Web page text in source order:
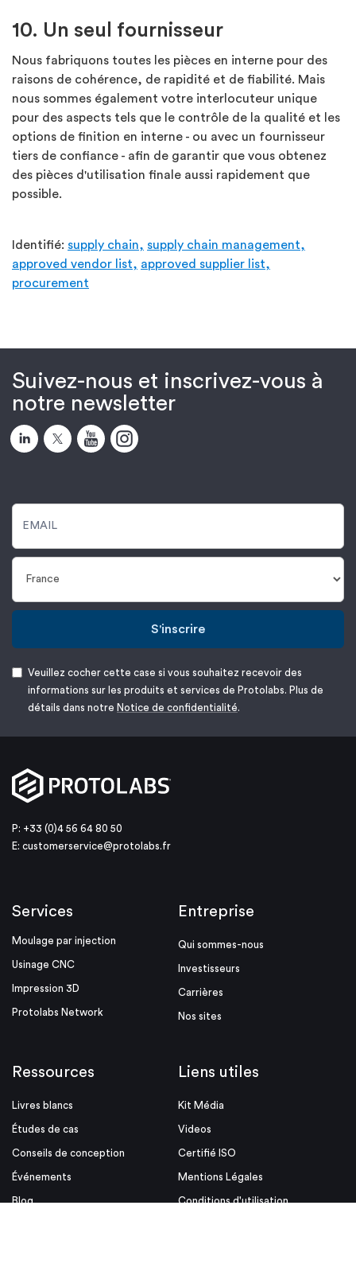
10. Un seul fournisseur
Nous fabriquons toutes les pièces en interne pour des
raisons de cohérence, de rapidité et de fiabilité. Mais
nous sommes également votre interlocuteur unique
pour des aspects tels que le contrôle de la qualité et les
options de finition en interne - ou avec un fournisseur
tiers de confiance - afin de garantir que vous obtenez
des pièces d'utilisation finale aussi rapidement que
possible.
Identifié: supply chain, supply chain management,
approved vendor list, approved supplier list,
procurement
Suivez-nous et inscrivez-vous à
notre newsletter
S'inscrire
Veuillez cocher cette case si vous souhaitez recevoir des
informations sur les produits et services de Protolabs. Plus de
détails dans notre Notice de confidentialité.
P: +33 (0)4 56 64 80 50
E: customerservice@protolabs.fr
Services
Moulage par injection
Usinage CNC
Impression 3D
Protolabs Network
Entreprise
Qui sommes-nous
Investisseurs
Carrières
Nos sites
Ressources
Livres blancs
Études de cas
Conseils de conception
Événements
Blog
Liens utiles
Kit Média
Videos
Certifié ISO
Mentions Légales
Conditions d'utilisation